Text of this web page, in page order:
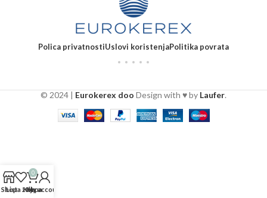
Polica privatnostiUslovi koristenjaPolitika povrata
© 2024 | Eurokerex doo Design with ♥ by Laufer.
Shop
Lista želja
0
Korpa
My account